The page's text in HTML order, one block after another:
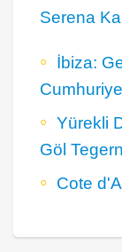
Serena
İbiza:
Yürekli
Göl
Cote